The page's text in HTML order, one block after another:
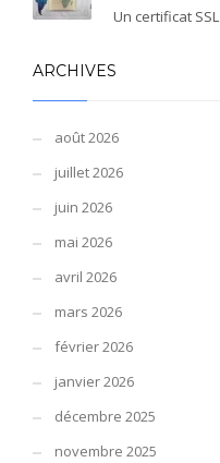
Un certificat
ARCHIVES
août 2026
juillet 2026
juin 2026
mai 2026
avril 2026
mars 2026
février 2026
janvier 2026
décembre 2025
novembre 2025